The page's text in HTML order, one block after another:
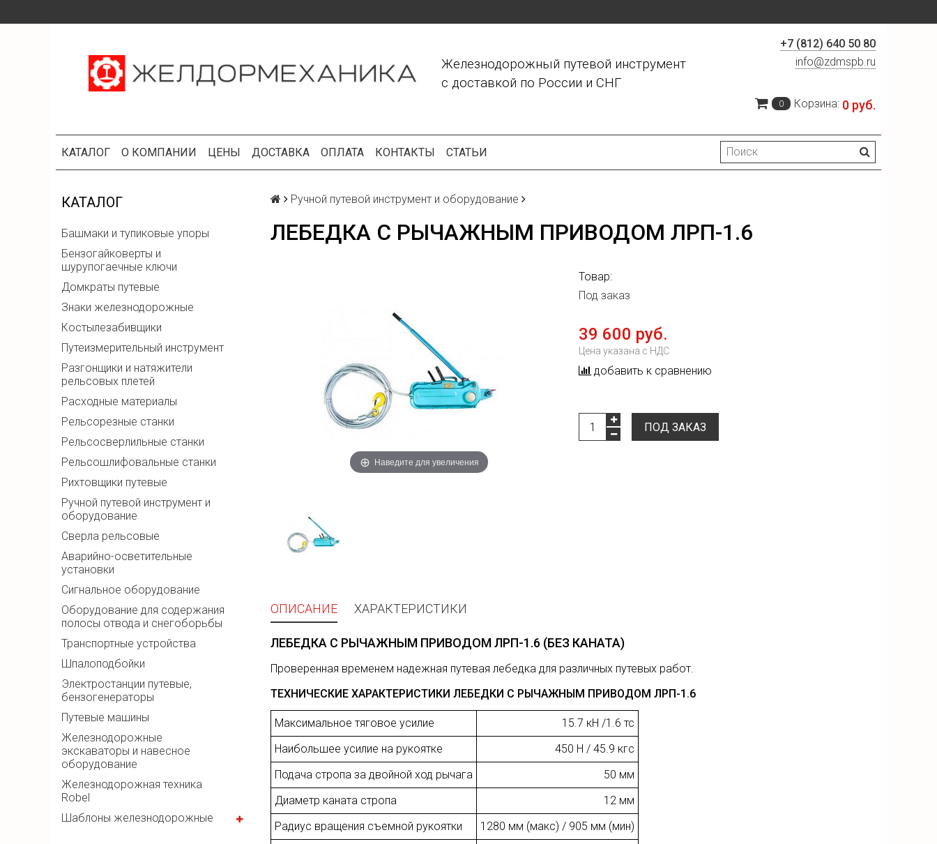
Железнодорожный путевой инструмент
с доставкой по России и СНГ
+7 (812) 640 50 80
info@zdmspb.ru
0 Корзина: 0 руб.
КАТАЛОГ О КОМПАНИИ ЦЕНЫ ДОСТАВКА ОПЛАТА КОНТАКТЫ СТАТЬИ
КАТАЛОГ
Башмаки и тупиковые упоры
Бензогайковерты и
шурупогаечные ключи
Домкраты путевые
Знаки железнодорожные
Костылезабивщики
Путеизмерительный инструмент
Разгонщики и натяжители
рельсовых плетей
Расходные материалы
Рельсорезные станки
Рельсосверлильные станки
Рельсошлифовальные станки
Рихтовщики путевые
Ручной путевой инструмент и
оборудование
Сверла рельсовые
Аварийно-осветительные
установки
Сигнальное оборудование
Оборудование для содержания
полосы отвода и снегоборьбы
Транспортные устройства
Шпалоподбойки
Электростанции путевые,
бензогенераторы
Путевые машины
Железнодорожные
экскаваторы и навесное
оборудование
Железнодорожная техника
Robel
Шаблоны железнодорожные
Ручной путевой инструмент и оборудование
ЛЕБЕДКА С РЫЧАЖНЫМ ПРИВОДОМ ЛРП-1.6
Наведите для увеличения
Товар:
Под заказ
39 600 руб.
Цена указана с НДС
добавить к сравнению
ПОД ЗАКАЗ
ОПИСАНИЕ ХАРАКТЕРИСТИКИ
ЛЕБЕДКА С РЫЧАЖНЫМ ПРИВОДОМ ЛРП-1.6 (БЕЗ КАНАТА)
Проверенная временем надежная путевая лебедка для различных путевых работ.
ТЕХНИЧЕСКИЕ ХАРАКТЕРИСТИКИ ЛЕБЕДКИ С РЫЧАЖНЫМ ПРИВОДОМ ЛРП-1.6
Максимальное тяговое усилие
15.7 кН /1.6 тс
Наибольшее усилие на рукоятке
450 Н / 45.9 кгс
Подача стропа за двойной ход рычага
50 мм
Диаметр каната стропа
12 мм
Радиус вращения съемной рукоятки
1280 мм (макс) / 905 мм (мин)